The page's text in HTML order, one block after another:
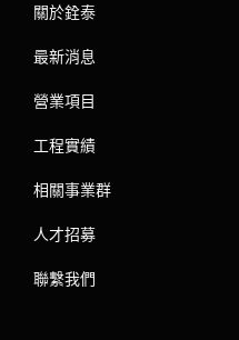
關於銓泰
最新消息
營業項目
工程實績
相關事業群
人才招募
聯繫我們